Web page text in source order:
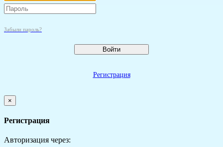
Забыли пароль?
Войти
Регистрация
×
Регистрация
Авторизация через: